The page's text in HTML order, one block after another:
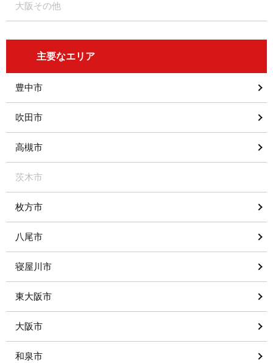
大阪その他
主要なエリア
豊中市
吹田市
高槻市
茨木市
枚方市
八尾市
寝屋川市
東大阪市
大阪市
和泉市